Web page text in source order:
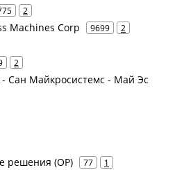
2
Machines Corp 9699 2
2
Сан Майкросистемс - Май Эс
решения (ОР) 77 1